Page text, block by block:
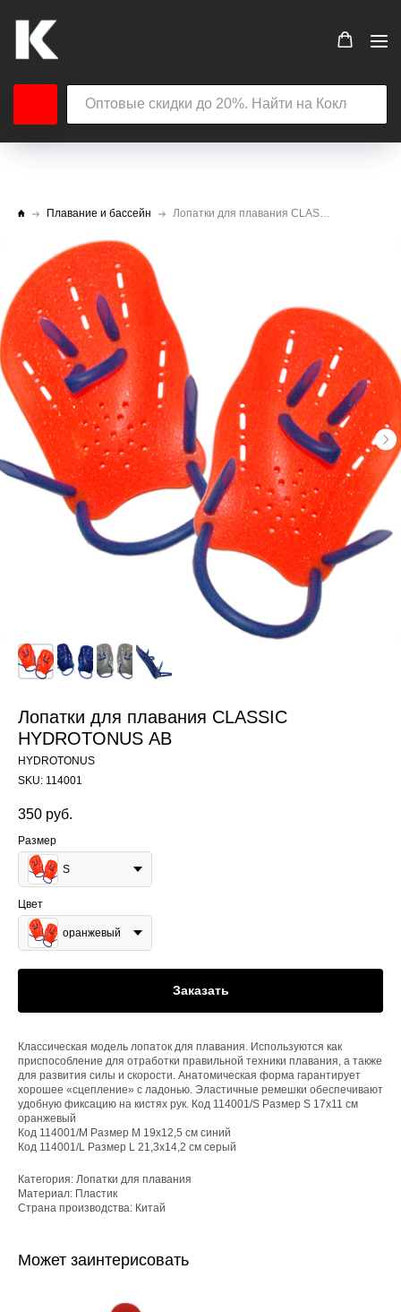
Плавание и бассейн
Лопатки для плавания CLASSIC
HYDROTONUS АВ
HYDROTONUS
SKU: 114001
350 руб.
Размер
S
Цвет
оранжевый
Заказать
Классическая модель лопаток для плавания. Используются как
приспособление для отработки правильной техники плавания, а также
для развития силы и скорости. Анатомическая форма гарантирует
хорошее «сцепление» с ладонью. Эластичные ремешки обеспечивают
удобную фиксацию на кистях рук. Код 114001/S Размер S 17х11 см
оранжевый
Код 114001/М Размер M 19х12,5 см синий
Код 114001/L Размер L 21,3х14,2 см серый
Категория: Лопатки для плавания
Материал: Пластик
Страна производства: Китай
Может заинтерисовать